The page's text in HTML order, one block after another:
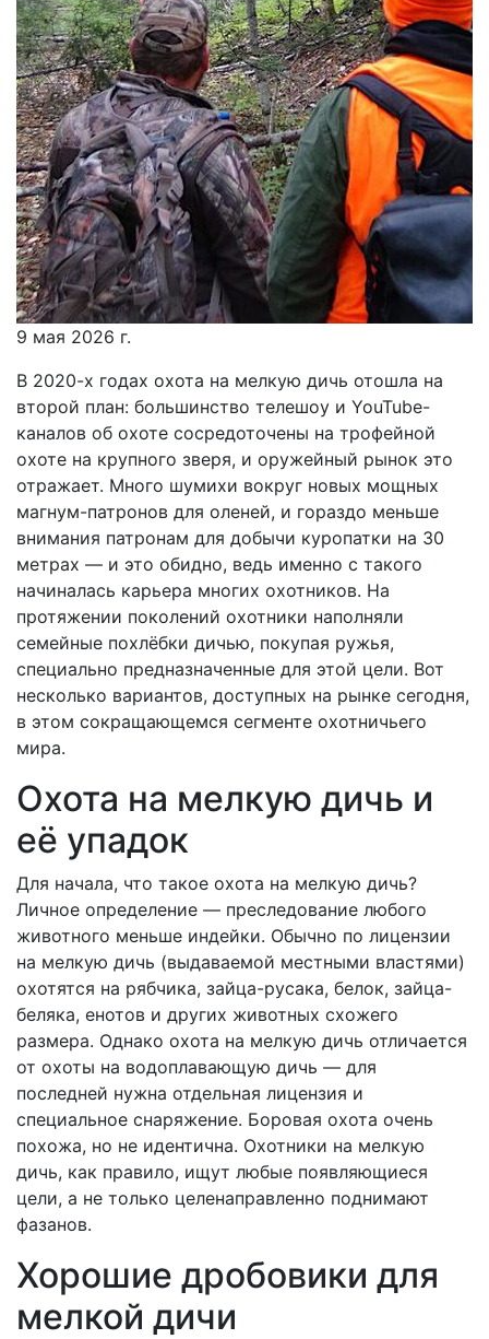
9 мая 2026 г.
В 2020-х годах охота на мелкую дичь отошла на
второй план: большинство телешоу и YouTube-
каналов об охоте сосредоточены на трофейной
охоте на крупного зверя, и оружейный рынок это
отражает. Много шумихи вокруг новых мощных
магнум-патронов для оленей, и гораздо меньше
внимания патронам для добычи куропатки на 30
метрах — и это обидно, ведь именно с такого
начиналась карьера многих охотников. На
протяжении поколений охотники наполняли
семейные похлёбки дичью, покупая ружья,
специально предназначенные для этой цели. Вот
несколько вариантов, доступных на рынке сегодня,
в этом сокращающемся сегменте охотничьего
мира.
Охота на мелкую дичь и
её упадок
Для начала, что такое охота на мелкую дичь?
Личное определение — преследование любого
животного меньше индейки. Обычно по лицензии
на мелкую дичь (выдаваемой местными властями)
охотятся на рябчика, зайца-русака, белок, зайца-
беляка, енотов и других животных схожего
размера. Однако охота на мелкую дичь отличается
от охоты на водоплавающую дичь — для
последней нужна отдельная лицензия и
специальное снаряжение. Боровая охота очень
похожа, но не идентична. Охотники на мелкую
дичь, как правило, ищут любые появляющиеся
цели, а не только целенаправленно поднимают
фазанов.
Хорошие дробовики для
мелкой дичи